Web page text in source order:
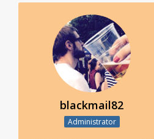
blackmail82
Administrator